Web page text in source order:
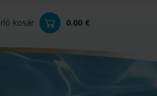
kosár 0.00 €